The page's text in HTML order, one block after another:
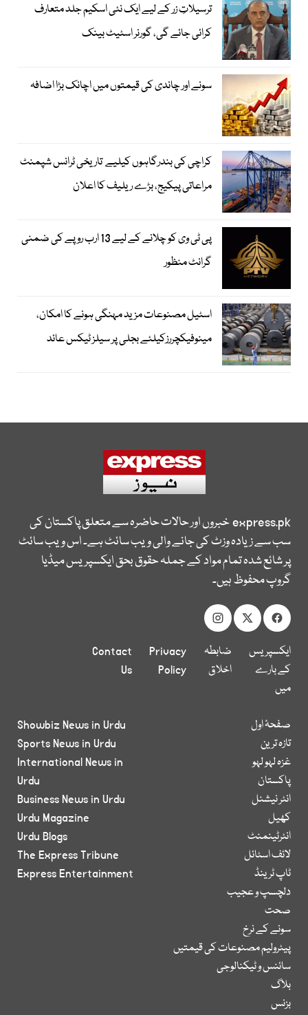
ترسیلاتِ زر کے لیے ایک نئی اسکیم جلد متعارف
کرائی جائے گی، گورنر اسٹیٹ بینک
سونے اور چاندی کی قیمتوں میں اچانک بڑا اضافہ
کراچی کی بندرگاہوں کیلیے تاریخی ٹرانس شپمنٹ
مراعاتی پیکیج، بڑے ریلیف کا اعلان
پی ٹی وی کو چلانے کے لیے 13 ارب روپے کی ضمنی
گرانٹ منظور
اسٹیل مصنوعات مزید مہنگی ہونے کا امکان،
مینوفیکچررزکیلئے بجلی پر سیلز ٹیکس عائد
express.pkخبروں اور حالات حاضرہ سے متعلق پاکستان کی
سب سے زیادہ وزٹ کی جانے والی ویب سائٹ ہے۔ اس ویب سائٹ
پر شائع شدہ تمام مواد کے جملہ حقوق بحق ایکسپریس میڈیا
گروپ محفوظ ہیں۔
ایکسپریس
کے بارے
میں
ضابطہ
اخلاق
Privacy
Policy
Contact
Us
صفحۂ اول
تازہ ترین
غزہ لہو لہو
پاکستان
انٹر نیشنل
کھیل
انٹرٹینمنٹ
لائف اسٹائل
ٹاپ ٹرینڈ
دلچسپ و عجیب
صحت
سونے کے نرخ
پیٹرولیم مصنوعات کی قیمتیں
سائنس و ٹیکنالوجی
بلاگ
بزنس
Showbiz News in Urdu
Sports News in Urdu
International News in
Urdu
Business News in Urdu
Urdu Magazine
Urdu Blogs
The Express Tribune
Express Entertainment